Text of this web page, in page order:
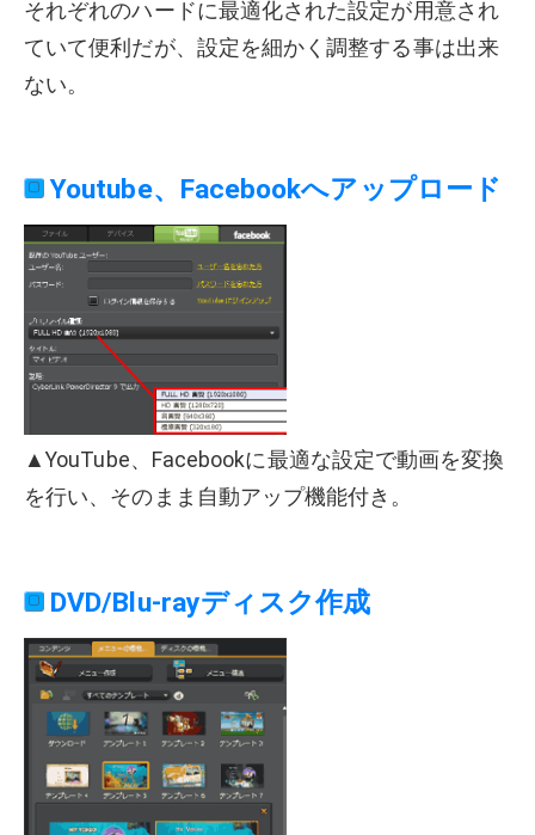
それぞれのハードに最適化された設定が用意され
ていて便利だが、設定を細かく調整する事は出来
ない。
Youtube、Facebookへアップロード
▲YouTube、Facebookに最適な設定で動画を変換
を行い、そのまま自動アップ機能付き。
DVD/Blu-rayディスク作成